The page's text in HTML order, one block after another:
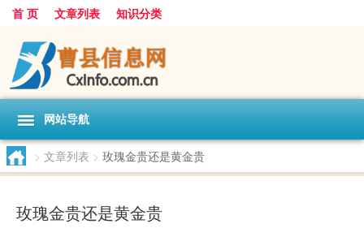
首 页 文章列表 知识分类
网站导航
> 文章列表 > 玫瑰金贵还是黄金贵
玫瑰金贵还是黄金贵